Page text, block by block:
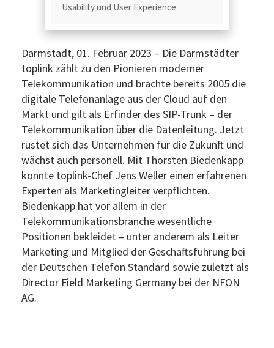
Usability und User Experience
Darmstadt, 01. Februar 2023 – Die Darmstädter
toplink zählt zu den Pionieren moderner
Telekommunikation und brachte bereits 2005 die
digitale Telefonanlage aus der Cloud auf den
Markt und gilt als Erfinder des SIP-Trunk – der
Telekommunikation über die Datenleitung. Jetzt
rüstet sich das Unternehmen für die Zukunft und
wächst auch personell. Mit Thorsten Biedenkapp
konnte toplink-Chef Jens Weller einen erfahrenen
Experten als Marketingleiter verpflichten.
Biedenkapp hat vor allem in der
Telekommunikationsbranche wesentliche
Positionen bekleidet – unter anderem als Leiter
Marketing und Mitglied der Geschäftsführung bei
der Deutschen Telefon Standard sowie zuletzt als
Director Field Marketing Germany bei der NFON
AG.